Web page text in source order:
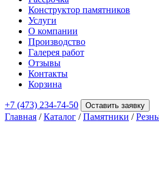
Конструктор памятников
Услуги
О компании
Производство
Галерея работ
Отзывы
Контакты
Корзина
+7 (473) 234-74-50 Оставить заявку
Главная /Каталог /Памятники /